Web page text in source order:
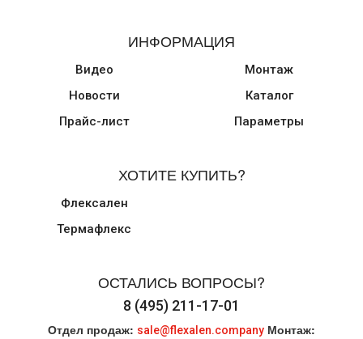
ИНФОРМАЦИЯ
Видео
Новости
Прайс-лист
Монтаж
Каталог
Параметры
ХОТИТЕ КУПИТЬ?
Флексален
Термафлекс
ОСТАЛИСЬ ВОПРОСЫ?
8 (495) 211-17-01
Отдел продаж: sale@flexalen.company Монтаж: